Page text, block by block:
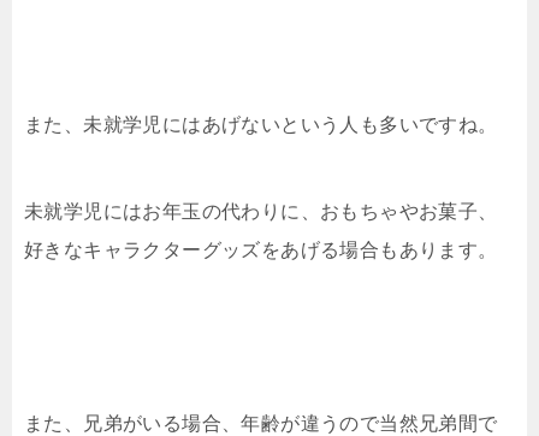
また、未就学児にはあげないという人も多いですね。
未就学児にはお年玉の代わりに、おもちゃやお菓子、
好きなキャラクターグッズをあげる場合もあります。
また、兄弟がいる場合、年齢が違うので当然兄弟間で